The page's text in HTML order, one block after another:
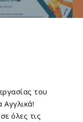
του
Αγγλικά!
όλες τις